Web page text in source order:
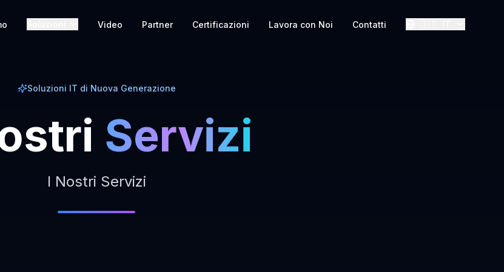
Video Partner Certificazioni Lavora con Noi Contatti
Soluzioni IT di Nuova Generazione
Servizi
I Nostri Servizi